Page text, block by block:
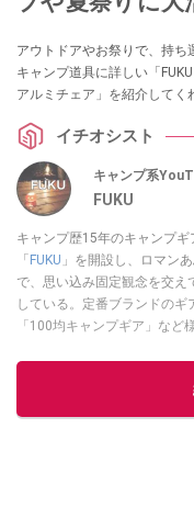
アウトドアやお祭りで、持ち
キャンプ道具に詳しい「
アルミチェア」を紹介してく
イチオシスト
キャンプ系
FUKU
キャンプ歴15年のキャンプ
「 FUKU 」を開設し、ロマン
で、思い込み固定観念を交え
している。定番ブランドのギ
「100均キャンプギア」など